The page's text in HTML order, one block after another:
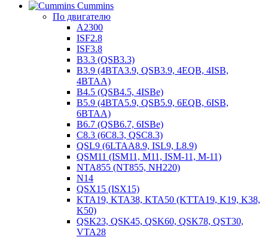
Cummins
По двигателю
A2300
ISF2.8
ISF3.8
B3.3 (QSB3.3)
B3.9 (4BTA3.9, QSB3.9, 4EQB, 4ISB,
4BTAA)
B4.5 (QSB4.5, 4ISBe)
B5.9 (4BTA5.9, QSB5.9, 6EQB, 6ISB,
6BTAA)
B6.7 (QSB6.7, 6ISBe)
C8.3 (6C8.3, QSC8.3)
QSL9 (6LTAA8.9, ISL9, L8.9)
QSM11 (ISM11, M11, ISM-11, M-11)
NTA855 (NT855, NH220)
N14
QSX15 (ISX15)
KTA19, KTA38, KTA50 (KTTA19, K19, K38,
K50)
QSK23, QSK45, QSK60, QSK78, QST30,
VTA28